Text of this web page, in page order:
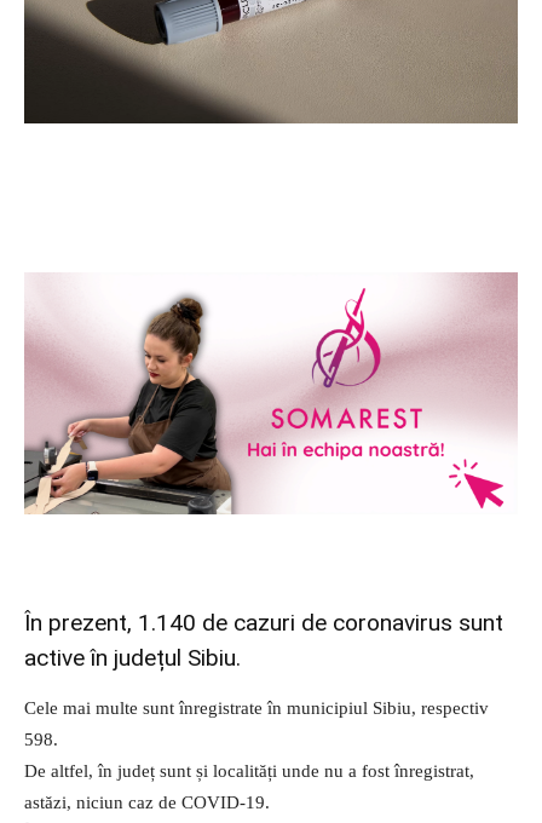
În prezent, 1.140 de cazuri de coronavirus sunt
active în județul Sibiu.
Cele mai multe sunt înregistrate în municipiul Sibiu, respectiv
598.
De altfel, în județ sunt și localități unde nu a fost înregistrat,
astăzi, niciun caz de COVID-19.